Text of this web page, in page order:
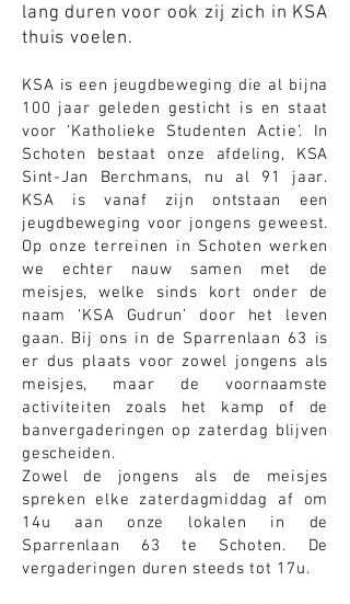
lang duren voor ook zij zich in KSA
thuis voelen.
KSA is een jeugdbeweging die al bijna
100 jaar geleden gesticht is en staat
voor ‘Katholieke Studenten Actie’. In
Schoten bestaat onze afdeling, KSA
Sint-Jan Berchmans, nu al 91 jaar.
KSA is vanaf zijn ontstaan een
jeugdbeweging voor jongens geweest.
Op onze terreinen in Schoten werken
we echter nauw samen met de
meisjes, welke sinds kort onder de
naam ‘KSA Gudrun’ door het leven
gaan. Bij ons in de Sparrenlaan 63 is
er dus plaats voor zowel jongens als
meisjes, maar de voornaamste
activiteiten zoals het kamp of de
banvergaderingen op zaterdag blijven
gescheiden.
Zowel de jongens als de meisjes
spreken elke zaterdagmiddag af om
14u aan onze lokalen in de
Sparrenlaan 63 te Schoten. De
vergaderingen duren steeds tot 17u.